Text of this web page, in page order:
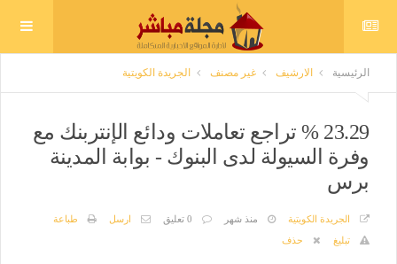
الرئيسية الارشيف غير مصنف الجريدة الكويتية
23.29 % تراجع تعاملات ودائع الإنتربنك مع
وفرة السيولة لدى البنوك - بوابة المدينة
برس
الجريدة الكويتية منذ شهر 0 تعليق ارسل
طباعة
تبليغ
حذف